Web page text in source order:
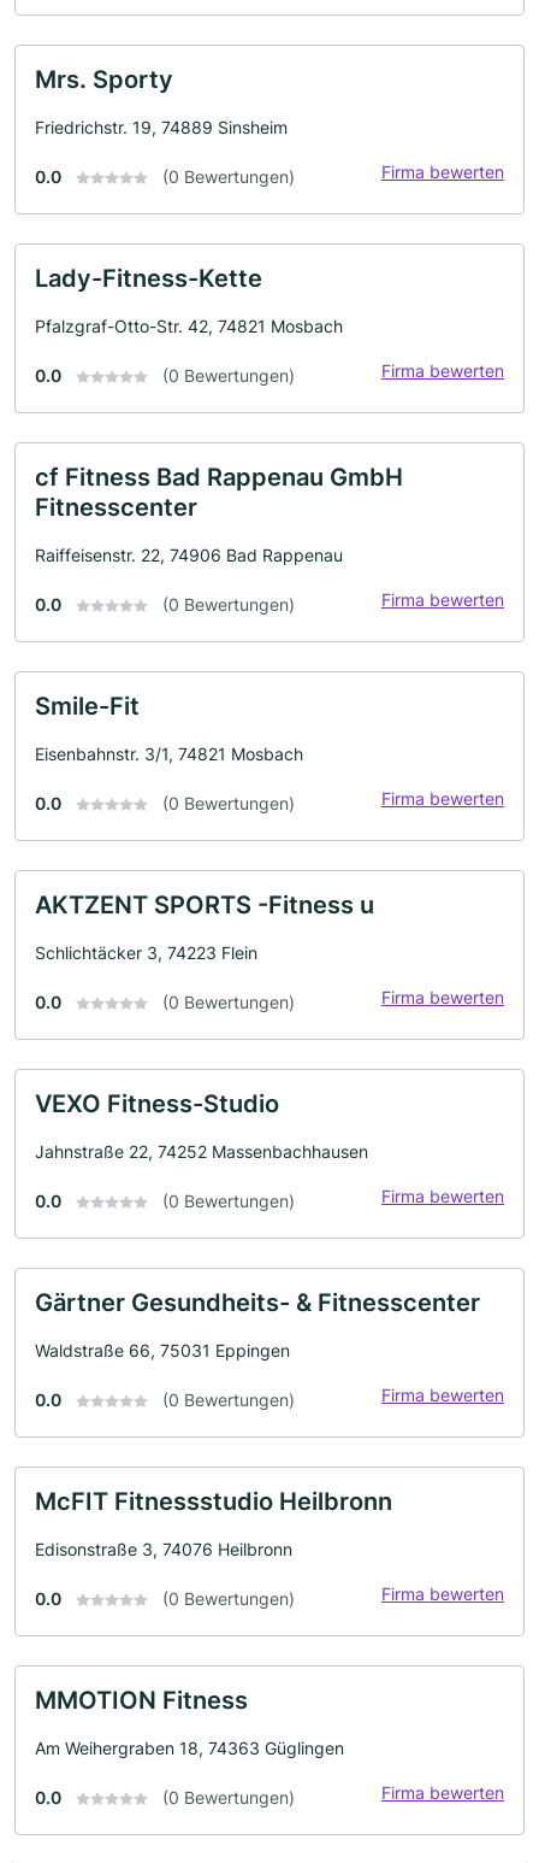
Mrs. Sporty
Friedrichstr. 19, 74889 Sinsheim
0.0 (0 Bewertungen) Firma bewerten
Lady-Fitness-Kette
Pfalzgraf-Otto-Str. 42, 74821 Mosbach
0.0 (0 Bewertungen) Firma bewerten
cf Fitness Bad Rappenau GmbH
Fitnesscenter
Raiffeisenstr. 22, 74906 Bad Rappenau
0.0 (0 Bewertungen) Firma bewerten
Smile-Fit
Eisenbahnstr. 3/1, 74821 Mosbach
0.0 (0 Bewertungen) Firma bewerten
AKTZENT SPORTS -Fitness u
Schlichtäcker 3, 74223 Flein
0.0 (0 Bewertungen) Firma bewerten
VEXO Fitness-Studio
Jahnstraße 22, 74252 Massenbachhausen
0.0 (0 Bewertungen) Firma bewerten
Gärtner Gesundheits- & Fitnesscenter
Waldstraße 66, 75031 Eppingen
0.0 (0 Bewertungen) Firma bewerten
McFIT Fitnessstudio Heilbronn
Edisonstraße 3, 74076 Heilbronn
0.0 (0 Bewertungen) Firma bewerten
MMOTION Fitness
Am Weihergraben 18, 74363 Güglingen
0.0 (0 Bewertungen) Firma bewerten